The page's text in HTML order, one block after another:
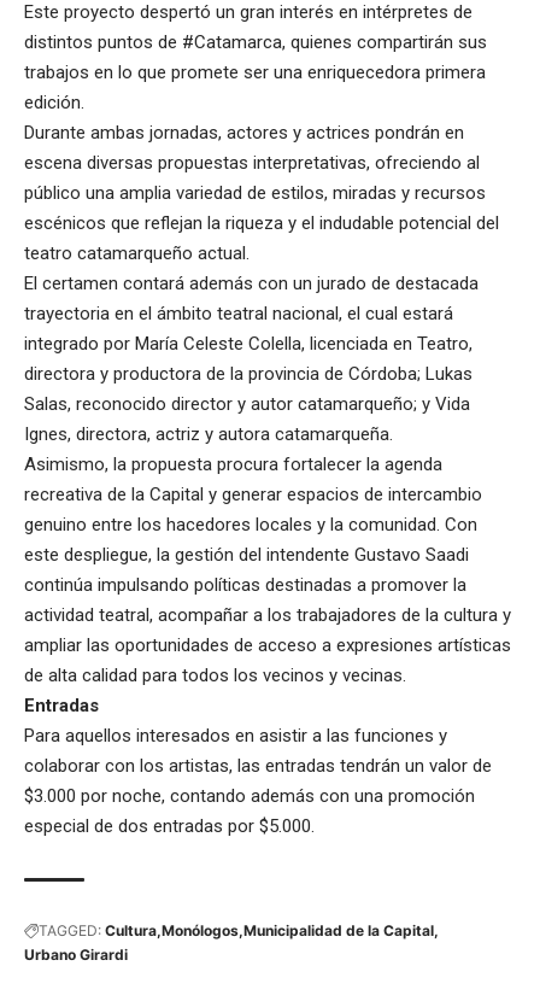
Este proyecto despertó un gran interés en intérpretes de
distintos puntos de #Catamarca, quienes compartirán sus
trabajos en lo que promete ser una enriquecedora primera
edición.
Durante ambas jornadas, actores y actrices pondrán en
escena diversas propuestas interpretativas, ofreciendo al
público una amplia variedad de estilos, miradas y recursos
escénicos que reflejan la riqueza y el indudable potencial del
teatro catamarqueño actual.
El certamen contará además con un jurado de destacada
trayectoria en el ámbito teatral nacional, el cual estará
integrado por María Celeste Colella, licenciada en Teatro,
directora y productora de la provincia de Córdoba; Lukas
Salas, reconocido director y autor catamarqueño; y Vida
Ignes, directora, actriz y autora catamarqueña.
Asimismo, la propuesta procura fortalecer la agenda
recreativa de la Capital y generar espacios de intercambio
genuino entre los hacedores locales y la comunidad. Con
este despliegue, la gestión del intendente Gustavo Saadi
continúa impulsando políticas destinadas a promover la
actividad teatral, acompañar a los trabajadores de la cultura y
ampliar las oportunidades de acceso a expresiones artísticas
de alta calidad para todos los vecinos y vecinas.
Entradas
Para aquellos interesados en asistir a las funciones y
colaborar con los artistas, las entradas tendrán un valor de
$3.000 por noche, contando además con una promoción
especial de dos entradas por $5.000.
TAGGED: Cultura Monólogos Municipalidad de la Capital
Urbano Girardi